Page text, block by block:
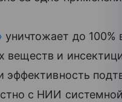
уничтожает до 100%
и
эффективность
с НИИ